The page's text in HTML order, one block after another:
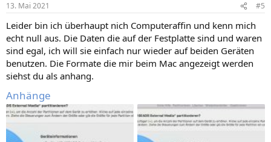
13. Mai 2021 #5
Leider bin ich überhaupt nich Computeraffin und kenn mich
echt null aus. Die Daten die auf der Festplatte sind und waren
sind egal, ich will sie einfach nur wieder auf beiden Geräten
benutzen. Die Formate die mir beim Mac angezeigt werden
siehst du als anhang.
Anhänge